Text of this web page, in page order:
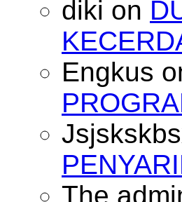
diki on
Engkus
The